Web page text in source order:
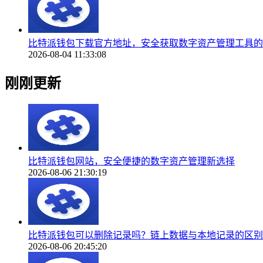
比特派钱包下载官方地址，安全获取数字资产管理工具
2026-08-04 11:33:08
刚刚更新
比特派钱包网站，安全便捷的数字资产管理新选择
2026-08-06 21:30:19
比特派钱包可以删除记录吗？链上数据与本地记录的区别
2026-08-06 20:45:20